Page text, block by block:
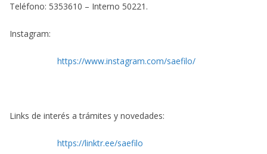
Teléfono: 5353610 – Interno 50221.
Instagram:
https://www.instagram.com/saefilo/
Links de interés a trámites y novedades:
https://linktr.ee/saefilo